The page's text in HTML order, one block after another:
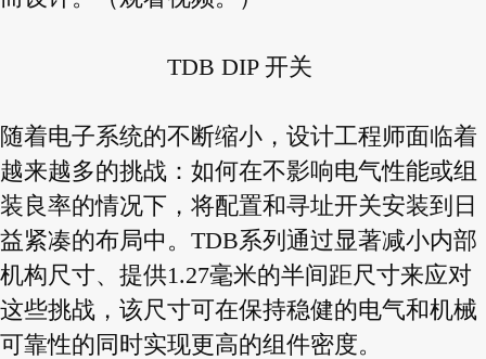
TDB DIP 开关
随着电子系统的不断缩小，设计工程师面临着
越来越多的挑战：如何在不影响电气性能或组
装良率的情况下，将配置和寻址开关安装到日
益紧凑的布局中。TDB系列通过显著减小内部
机构尺寸、提供1.27毫米的半间距尺寸来应对
这些挑战，该尺寸可在保持稳健的电气和机械
可靠性的同时实现更高的组件密度。